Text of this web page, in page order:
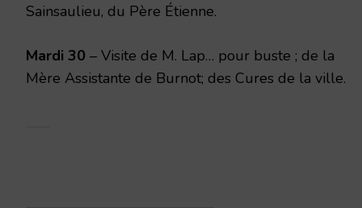
Sainsaulieu, du Père Étienne.
Mardi 30 – Visite de M. Lap… pour buste ; de la
Mère Assistante de Burnot; des Cures de la ville.